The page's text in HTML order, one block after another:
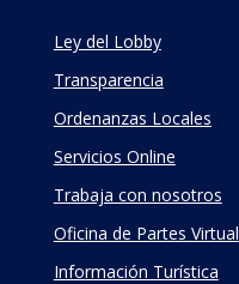
Ley del Lobby
Transparencia
Ordenanzas Locales
Servicios Online
Trabaja con nosotros
Oficina de Partes Virtual
Información Turística